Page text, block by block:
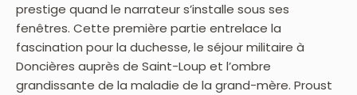
prestige quand le narrateur s’installe sous ses
fenêtres. Cette première partie entrelace la
fascination pour la duchesse, le séjour militaire à
Doncières auprès de Saint-Loup et l’ombre
grandissante de la maladie de la grand-mère. Proust